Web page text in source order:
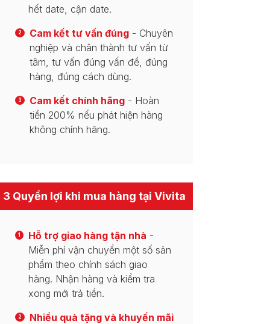
hết date, cận date.
2 Cam kết tư vấn đúng - Chuyên
nghiệp và chân thành tư vấn từ
tâm, tư vấn đúng vấn đề, đúng
hàng, đúng cách dùng.
3 Cam kết chính hãng - Hoàn
tiền 200% nếu phát hiện hàng
không chính hãng.
3 Quyền lợi khi mua hàng tại Vivita
1 Hỗ trợ giao hàng tận nhà -
Miễn phí vận chuyển một số sản
phẩm theo chính sách giao
hàng. Nhận hàng và kiểm tra
xong mới trả tiền.
2
Nhiều quà tặng và khuyến mãi